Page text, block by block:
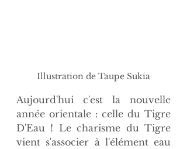
Illustration de Taupe Sukia
Aujourd'hui c'est la nouvelle
année orientale : celle du Tigre
D'Eau ! Le charisme du Tigre
vient s'associer à l'élément eau